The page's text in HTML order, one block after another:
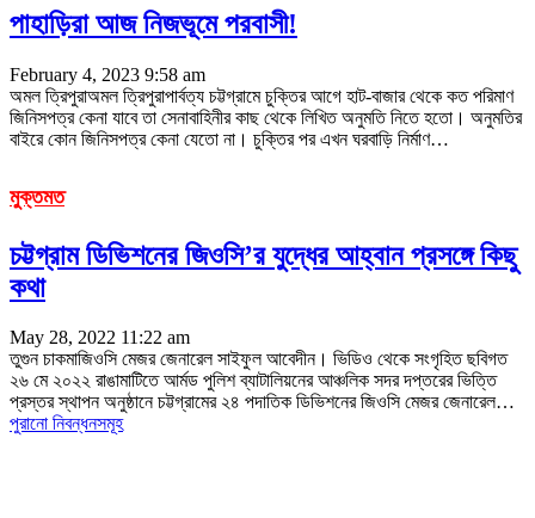
পাহাড়িরা আজ নিজভূমে পরবাসী!
February 4, 2023 9:58 am
অমল ত্রিপুরাঅমল ত্রিপুরাপার্বত্য চট্টগ্রামে চুক্তির আগে হাট-বাজার থেকে কত পরিমাণ
জিনিসপত্র কেনা যাবে তা সেনাবাহিনীর কাছ থেকে লিখিত অনুমতি নিতে হতো। অনুমতির
বাইরে কোন জিনিসপত্র কেনা যেতো না। চুক্তির পর এখন ঘরবাড়ি নির্মাণ…
মুক্তমত
চট্টগ্রাম ডিভিশনের জিওসি’র যুদ্ধের আহ্বান প্রসঙ্গে কিছু
কথা
May 28, 2022 11:22 am
তুগুন চাকমাজিওসি মেজর জেনারেল সাইফুল আবেদীন। ভিডিও থেকে সংগৃহিত ছবিগত
২৬ মে ২০২২ রাঙামাটিতে আর্মড পুলিশ ব্যাটালিয়নের আঞ্চলিক সদর দপ্তরের ভিত্তি
প্রস্তর স্থাপন অনুষ্ঠানে চট্টগ্রামের ২৪ পদাতিক ডিভিশনের জিওসি মেজর জেনারেল…
পুরানো নিবন্ধনসমূহ